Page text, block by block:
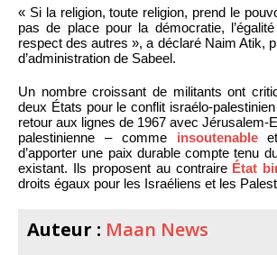
« Si la religion, toute religion, prend le
pas de place pour la démocratie,
respect des autres », a déclaré Naim Atik,
d’administration de Sabeel.
Un nombre croissant de militants ont
deux États pour le conflit israélo-
retour aux lignes de 1967 avec Jérusalem-
palestinienne – comme insoutenableet
d’apporter une paix durable compte tenu
existant. Ils proposent au contraire État
droits égaux pour les Israéliens et les
Auteur : Maan News